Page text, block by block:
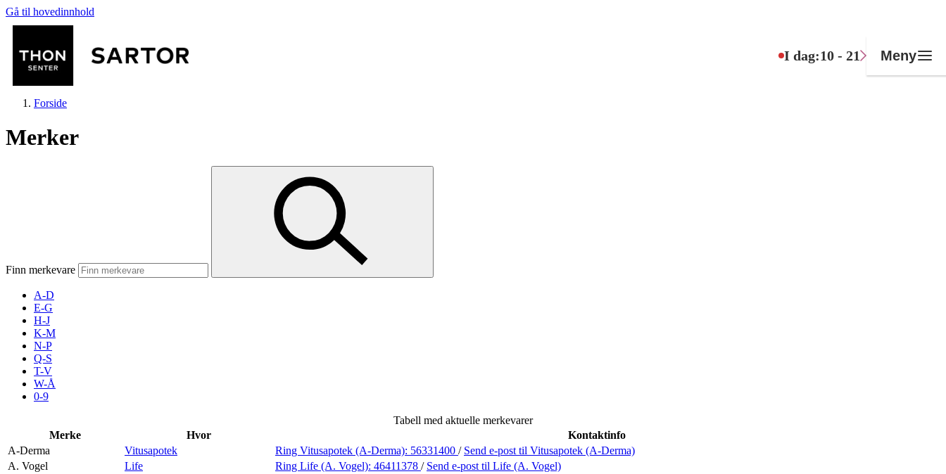
Gå til hovedinnhold
I dag:10 - 21 Meny
Mat og drikke
Inspirasjon
Forside
Merker
Finn merkevare
A-D
E-G
H-J
K-M
N-P
Q-S
T-V
W-Å
0-9
Tabell med aktuelle merkevarer
Merke
Hvor
Kontaktinfo
A-Derma
Vitusapotek Ring Vitusapotek (A-Derma): 56331400 / Send e-post til Vitusapotek (A-Derma)
A. Vogel
Life Ring Life (A. Vogel): 46411378 / Send e-post til Life (A. Vogel)